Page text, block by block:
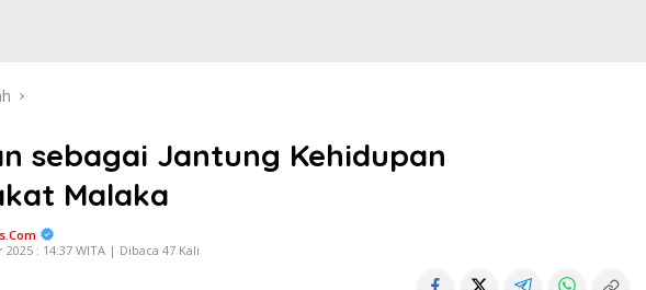
sebagai Jantung Kehidupan
Malaka
: 14:37 WITA | Dibaca 47 Kali